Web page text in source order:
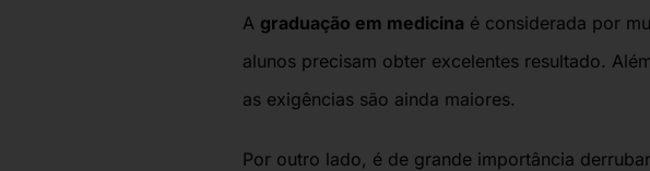
A graduação em medicina é considerada por
alunos precisam obter excelentes resultado.
as exigências são ainda maiores.
Por outro lado, é de grande importância